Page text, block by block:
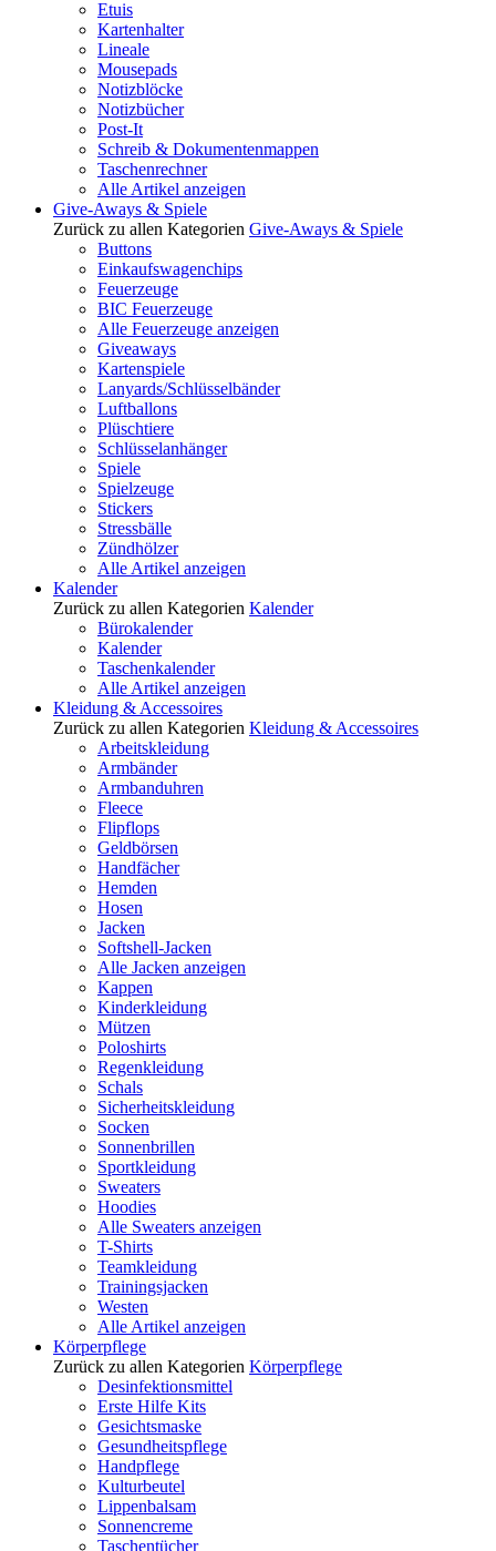
Etuis
Kartenhalter
Lineale
Mousepads
Notizblöcke
Notizbücher
Post-It
Schreib & Dokumentenmappen
Taschenrechner
Alle Artikel anzeigen
Give-Aways & Spiele
Zurück zu allen Kategorien Give-Aways & Spiele
Buttons
Einkaufswagenchips
Feuerzeuge
BIC Feuerzeuge
Alle Feuerzeuge anzeigen
Giveaways
Kartenspiele
Lanyards/Schlüsselbänder
Luftballons
Plüschtiere
Schlüsselanhänger
Spiele
Spielzeuge
Stickers
Stressbälle
Zündhölzer
Alle Artikel anzeigen
Kalender
Zurück zu allen Kategorien Kalender
Bürokalender
Kalender
Taschenkalender
Alle Artikel anzeigen
Kleidung & Accessoires
Zurück zu allen Kategorien Kleidung & Accessoires
Arbeitskleidung
Armbänder
Armbanduhren
Fleece
Flipflops
Geldbörsen
Handfächer
Hemden
Hosen
Jacken
Softshell-Jacken
Alle Jacken anzeigen
Kappen
Kinderkleidung
Mützen
Poloshirts
Regenkleidung
Schals
Sicherheitskleidung
Socken
Sonnenbrillen
Sportkleidung
Sweaters
Hoodies
Alle Sweaters anzeigen
T-Shirts
Teamkleidung
Trainingsjacken
Westen
Alle Artikel anzeigen
Körperpflege
Zurück zu allen Kategorien Körperpflege
Desinfektionsmittel
Erste Hilfe Kits
Gesichtsmaske
Gesundheitspflege
Handpflege
Kulturbeutel
Lippenbalsam
Sonnencreme
Taschentücher